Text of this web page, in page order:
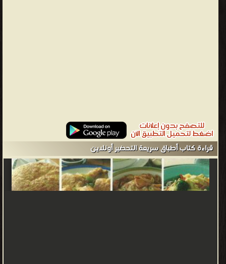
❝ ❞ وصفات لقلب سليم ❝ ❱
من كتب تعليم الطبخ - مكتبة كتب الأسرة والتربية الطبخ والديكور.
قراءة كتاب أطباق سريعة التحضير أونلاين